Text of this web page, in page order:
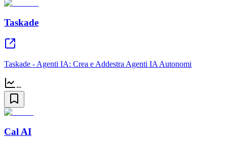
Taskade
Taskade - Agenti IA: Crea e Addestra Agenti IA Autonomi
--
Cal AI